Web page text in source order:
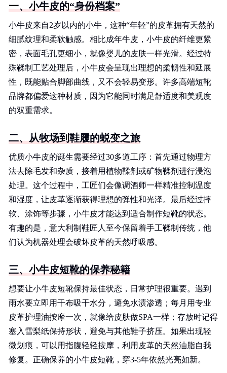
一、小牛皮的“身份档案”
小牛皮来自2岁以内的小牛，这种“年轻”的皮革拥有天然的
细腻纹理和柔软触感。相比成年牛皮，小牛皮的纤维更紧
密，表面毛孔更细小，就像婴儿的皮肤一样光滑。经过特
殊鞣制工艺处理后，小牛皮会呈现出理想的柔韧性和延展
性，既能贴合脚部曲线，又不会轻易变形。许多高端短靴
品牌都偏爱这种材质，因为它能同时满足舒适度和美观度
的双重需求。
二、从牧场到鞋履的蜕变之旅
优质小牛皮的诞生需要经过30多道工序：首先通过物理方
法去除毛发和杂质，接着用植物鞣剂或矿物鞣剂进行浸泡
处理。这个过程中，工匠们会像调酒师一样精准控制温度
和湿度，让皮革逐渐获得理想的弹性和光泽。最后经过摔
软、涂饰等步骤，小牛皮才能达到适合制作短靴的状态。
有趣的是，意大利制鞋匠人至今保留着手工鞣制传统，他
们认为机器处理会破坏皮革的天然呼吸感。
三、小牛皮短靴的保养秘籍
想要让小牛皮短靴保持最佳状态，日常护理很重要。遇到
雨水要立即用干布吸干水分，避免水渍渗透；每月用专业
皮革护理油按摩一次，就像给皮肤做SPA一样；存放时记得
塞入雪梨纸保持形状，避免与其他鞋子挤压。如果出现轻
微划痕，可以用指腹轻轻按摩，利用皮革的天然油脂自我
修复。正确保养的小牛皮短靴，穿3-5年依然光亮如新。